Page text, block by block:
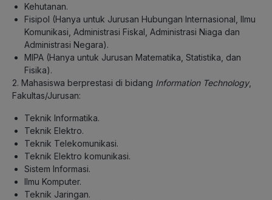
Kehutanan.
Fisipol (Hanya untuk Jurusan Hubungan Internasional, Ilmu
Komunikasi, Administrasi Fiskal, Administrasi Niaga dan
Administrasi Negara).
MIPA (Hanya untuk Jurusan Matematika, Statistika, dan
Fisika).
2. Mahasiswa berprestasi di bidang Information Technology,
Fakultas/Jurusan:
Teknik Informatika.
Teknik Elektro.
Teknik Telekomunikasi.
Teknik Elektro komunikasi.
Sistem Informasi.
Ilmu Komputer.
Teknik Jaringan.